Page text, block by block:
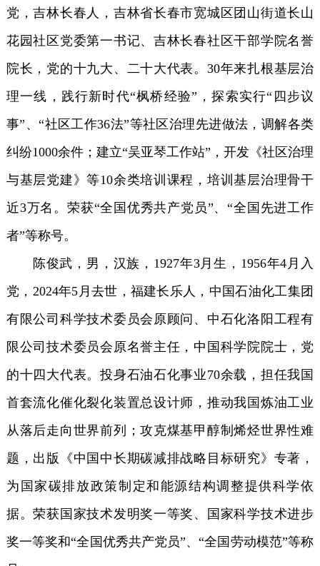
党，吉林长春人，吉林省长春市宽城区团山街道长山
花园社区党委第一书记、吉林长春社区干部学院名誉
院长，党的十九大、二十大代表。30年来扎根基层治
理一线，践行新时代“枫桥经验”，探索实行“四步议
事”、“社区工作36法”等社区治理先进做法，调解各类
纠纷1000余件；建立“吴亚琴工作站”，开发《社区治理
与基层党建》等10余类培训课程，培训基层治理骨干
近3万名。荣获“全国优秀共产党员”、“全国先进工作
者”等称号。
陈俊武，男，汉族，1927年3月生，1956年4月入
党，2024年5月去世，福建长乐人，中国石油化工集团
有限公司科学技术委员会原顾问、中石化洛阳工程有
限公司技术委员会原名誉主任，中国科学院院士，党
的十四大代表。投身石油石化事业70余载，担任我国
首套流化催化裂化装置总设计师，推动我国炼油工业
从落后走向世界前列；攻克煤基甲醇制烯烃世界性难
题，出版《中国中长期碳减排战略目标研究》专著，
为国家碳排放政策制定和能源结构调整提供科学依
据。荣获国家技术发明奖一等奖、国家科学技术进步
奖一等奖和“全国优秀共产党员”、“全国劳动模范”等称